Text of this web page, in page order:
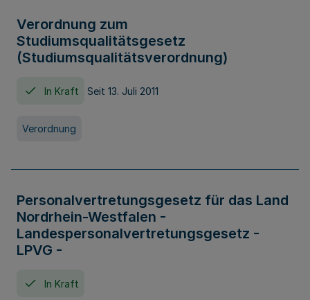
Verordnung zum
Studiumsqualitätsgesetz
(Studiumsqualitätsverordnung)
In Kraft Seit 13. Juli 2011
Verordnung
Personalvertretungsgesetz für das Land
Nordrhein-Westfalen -
Landespersonalvertretungsgesetz -
LPVG -
In Kraft